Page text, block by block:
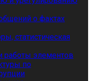
о фактах
статистическая
работы элементов
по